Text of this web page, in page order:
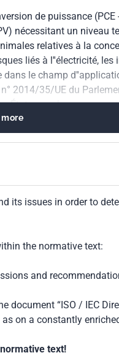
de puissance
nécessitant un niveau
relatives à la
liés à l''électricité, les
le champ
2014/35/UE du
États membres
certaines limites de
more
its issues in order to
the normative text:
and
“ISO / IEC
on a constantly
text!